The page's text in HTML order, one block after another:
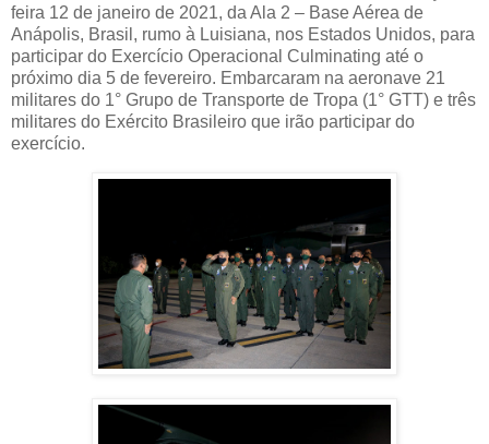
feira 12 de janeiro de 2021, da Ala 2 – Base Aérea de
Anápolis, Brasil, rumo à Luisiana, nos Estados Unidos, para
participar do Exercício Operacional Culminating até o
próximo dia 5 de fevereiro. Embarcaram na aeronave 21
militares do 1° Grupo de Transporte de Tropa (1° GTT) e três
militares do Exército Brasileiro que irão participar do
exercício.